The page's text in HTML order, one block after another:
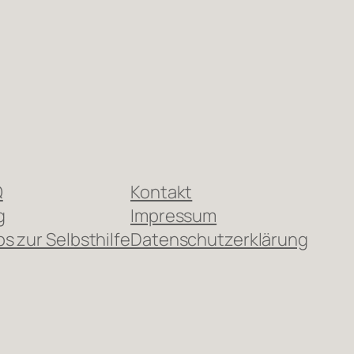
zur Selbsthilfe
Kontakt
Impressum
Datenschutzerklärung